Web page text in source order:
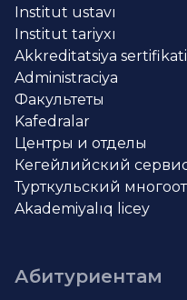
Institut ustavı
Institut tariyxı
Akkreditatsiya sertifikati
Administraciya
Факультеты
Kafedralar
Центры и отделы
Кегейлийский
Турткульский
Akademiyalıq licey
Абитуриентам